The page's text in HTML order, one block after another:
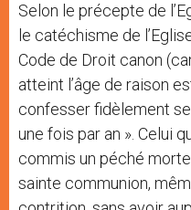
Selon le précepte de
le catéchisme de
Code de Droit canon
atteint l’âge de raison
confesser fidèlement
une fois par an ». Celui
commis un péché
sainte communion,